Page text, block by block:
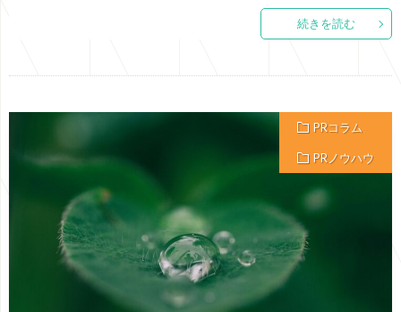
続きを読む
PRコラム
PRノウハウ